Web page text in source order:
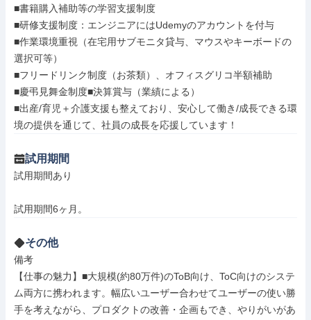
■書籍購入補助等の学習支援制度
■研修支援制度：エンジニアにはUdemyのアカウントを付与
■作業環境重視（在宅用サブモニタ貸与、マウスやキーボードの
選択可等）
■フリードリンク制度（お茶類）、オフィスグリコ半額補助
■慶弔見舞金制度■決算賞与（業績による）
■出産/育児＋介護支援も整えており、安心して働き/成長できる環
境の提供を通じて、社員の成長を応援しています！
試用期間
試用期間あり
試用期間6ヶ月。
その他
備考
【仕事の魅力】■大規模(約80万件)のToB向け、ToC向けのシステ
ム両方に携われます。幅広いユーザー合わせてユーザーの使い勝
手を考えながら、プロダクトの改善・企画もでき、やりがいがあ